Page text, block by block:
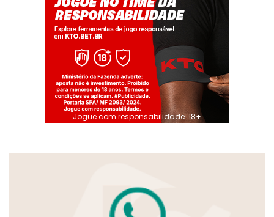
Jogue com responsabilidade. 18+